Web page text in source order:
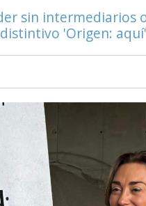
sin intermediarios
'Origen: aquí'